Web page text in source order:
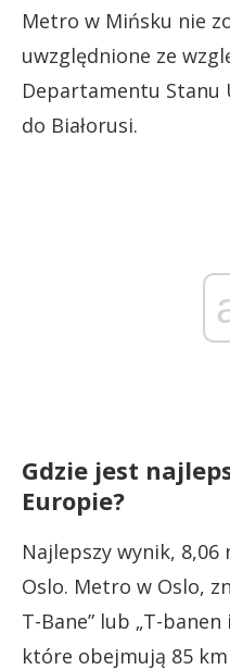
Metro w Mińsku nie
uwzględnione ze
Departamentu Stanu
do Białorusi.
Gdzie jest
Europie?
Najlepszy wynik, 8,06
Oslo. Metro w Oslo,
T-Bane” lub „T-
które obejmują 85